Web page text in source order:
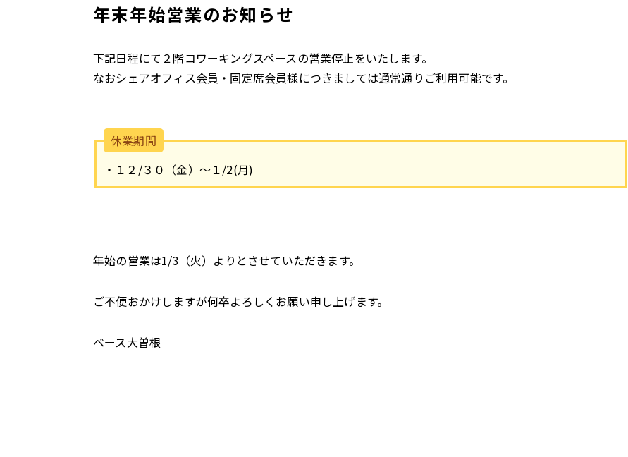
年末年始営業のお知らせ
下記日程にて２階コワーキングスペースの営業停止をいたします。
なおシェアオフィス会員・固定席会員様につきましては通常通りご利用可能です。
休業期間
・１２/３０（金）～１/2(月)
年始の営業は1/3（火）よりとさせていただきます。
ご不便おかけしますが何卒よろしくお願い申し上げます。
ベース大曽根